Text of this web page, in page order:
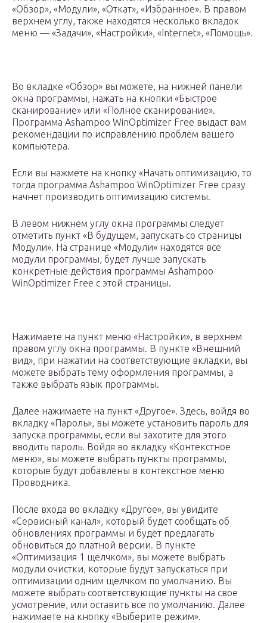
«Обзор», «Модули», «Откат», «Избранное». В правом
верхнем углу, также находятся несколько вкладок
меню — «Задачи», «Настройки», «Internet», «Помощь».
Во вкладке «Обзор» вы можете, на нижней панели
окна программы, нажать на кнопки «Быстрое
сканирование» или «Полное сканирование».
Программа Ashampoo WinOptimizer Free выдаст вам
рекомендации по исправлению проблем вашего
компьютера.
Если вы нажмете на кнопку «Начать оптимизацию, то
тогда программа Ashampoo WinOptimizer Free сразу
начнет производить оптимизацию системы.
В левом нижнем углу окна программы следует
отметить пункт «В будущем, запускать со страницы
Модули». На странице «Модули» находятся все
модули программы, будет лучше запускать
конкретные действия программы Ashampoo
WinOptimizer Free с этой страницы.
Нажимаете на пункт меню «Настройки», в верхнем
правом углу окна программы. В пункте «Внешний
вид», при нажатии на соответствующие вкладки, вы
можете выбрать тему оформления программы, а
также выбрать язык программы.
Далее нажимаете на пункт «Другое». Здесь, войдя во
вкладку «Пароль», вы можете установить пароль для
запуска программы, если вы захотите для этого
вводить пароль. Войдя во вкладку «Контекстное
меню», вы можете выбрать пункты программы,
которые будут добавлены в контекстное меню
Проводника.
После входа во вкладку «Другое», вы увидите
«Сервисный канал», который будет сообщать об
обновлениях программы и будет предлагать
обновиться до платной версии. В пункте
«Оптимизация 1 щелчком», вы можете выбрать
модули очистки, которые будут запускаться при
оптимизации одним щелчком по умолчанию. Вы
можете выбрать соответствующие пункты на свое
усмотрение, или оставить все по умолчанию. Далее
нажимаете на кнопку «Выберите режим».